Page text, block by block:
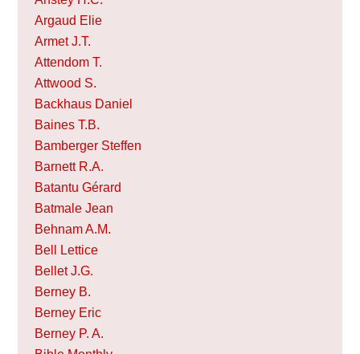
Argaud Elie
Armet J.T.
Attendom T.
Attwood S.
Backhaus Daniel
Baines T.B.
Bamberger Steffen
Barnett R.A.
Batantu Gérard
Batmale Jean
Behnam A.M.
Bell Lettice
Bellet J.G.
Berney B.
Berney Eric
Berney P. A.